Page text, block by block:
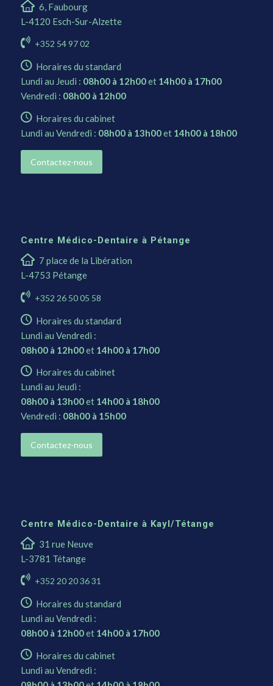
6, Faubourg
L-4120 Esch-Sur-Alzette
+352 54 97 02
Horaires du standard
Lundi au Jeudi : 08h00 à 12h00et 14h00 à 17h00
Vendredi : 08h00 à 12h00
Horaires du cabinet
Lundi au Vendredi : 08h00 à 13h00et 14h00 à 18h00
Contactez-nous
Centre Médico-Dentaire à Pétange
7 place de la Libération
L-4753 Pétange
+352 26 50 05 58
Horaires du standard
Lundi au Vendredi :
08h00 à 12h00et 14h00 à 17h00
Horaires du cabinet
Lundi au Jeudi :
08h00 à 13h00et 14h00 à 18h00
Vendredi : 08h00 à 15h00
Contactez-nous
Centre Médico-Dentaire à Kayl/Tétange
31 rue Neuve
L-3781 Tétange
+352 20 20 36 31
Horaires du standard
Lundi au Vendredi :
08h00 à 12h00et 14h00 à 17h00
Horaires du cabinet
Lundi au Vendredi :